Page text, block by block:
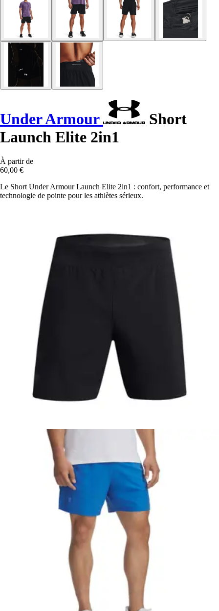
Under Armour
Short
Launch Elite 2in1
À partir de
60,00 €
Le Short Under Armour Launch Elite 2in1 : confort, performance et
technologie de pointe pour les athlètes sérieux.